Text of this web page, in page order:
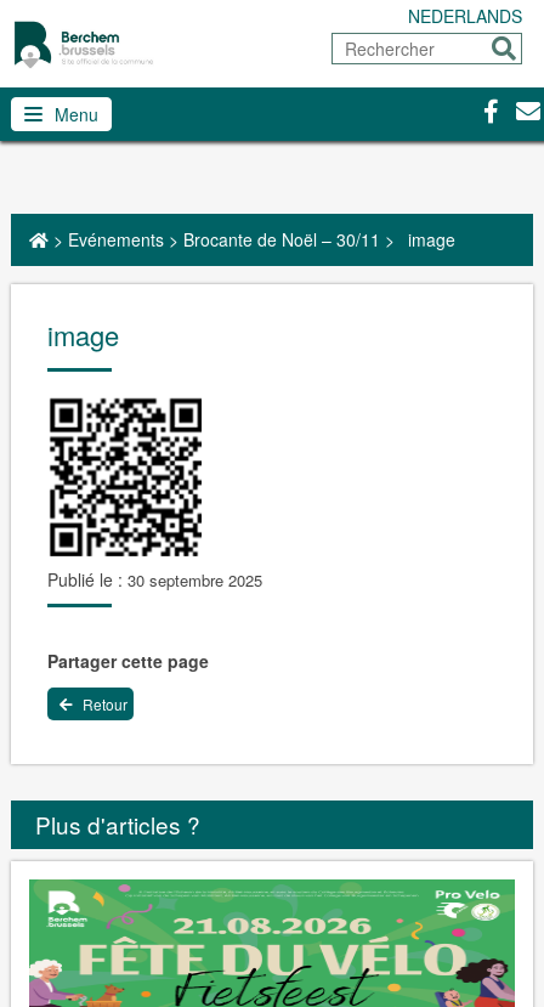
NEDERLANDS
Rechercher
Menu
> Evénements> Brocante de Noël – 30/11 > image
image
Publié le : 30 septembre 2025
Partager cette page
Retour
Plus d'articles ?